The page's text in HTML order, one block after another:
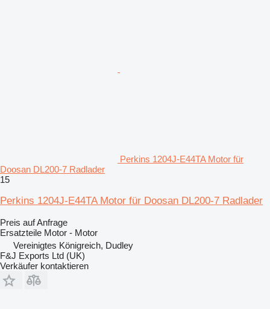
Perkins 1204J-E44TA Motor für
Doosan DL200-7 Radlader
15
Perkins 1204J-E44TA Motor für Doosan DL200-7 Radlader
Preis auf Anfrage
Ersatzteile Motor - Motor
Vereinigtes Königreich, Dudley
F&J Exports Ltd (UK)
Verkäufer kontaktieren